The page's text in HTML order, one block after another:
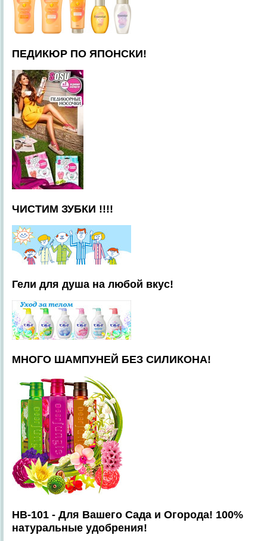
ПЕДИКЮР ПО ЯПОНСКИ!
ЧИСТИМ ЗУБКИ !!!!
Гели для душа на любой вкус!
МНОГО ШАМПУНЕЙ БЕЗ СИЛИКОНА!
HB-101 - Для Вашего Сада и Огорода! 100%
натуральные удобрения!